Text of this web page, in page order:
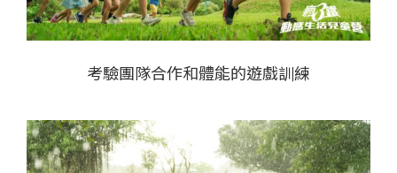
考驗團隊合作和體能的遊戲訓練